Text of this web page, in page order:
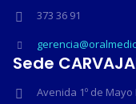
373 36 91
Sede
Avenida 1º de Mayo